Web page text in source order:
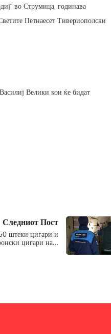
во Струмица, годинава
Петнаесет Тивериополски
Велики кои ќе бидат
Следниот Пост
штеки цигари и
цигари на…